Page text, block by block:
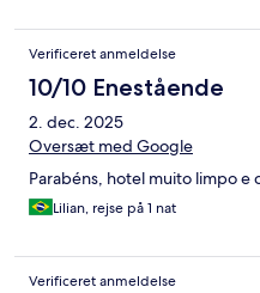
Verificeret anmeldelse
10/10 Enestående
2. dec. 2025
Oversæt med Google
Parabéns, hotel muito limpo e
Lilian, rejse på 1 nat
Verificeret anmeldelse